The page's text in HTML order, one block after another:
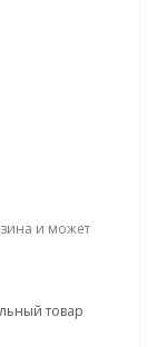
и может
товар